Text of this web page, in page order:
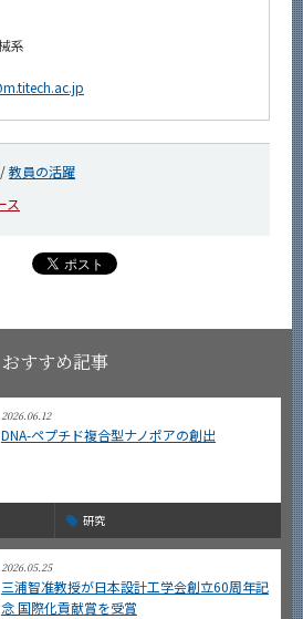
系
教員の活躍
ス
おすすめ記事
2026.06.12
DNA-ペプチド複合型ナノポアの創出
研究
2026.05.25
三浦智准教授が日本設計工学会創立60周年記
念 国際化貢献賞を受賞